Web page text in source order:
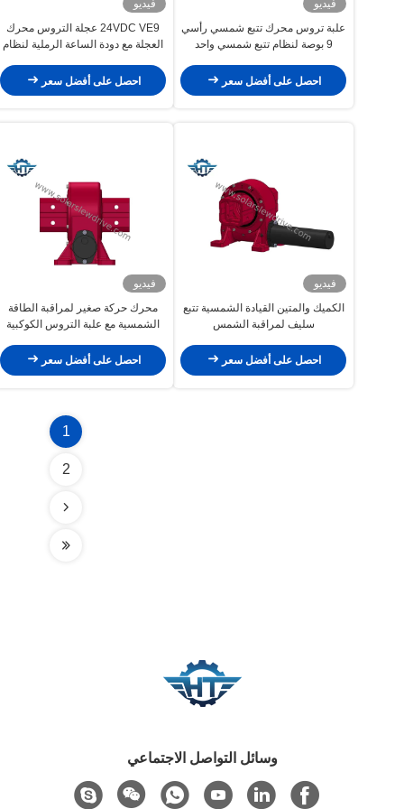
فيديو
علبة تروس محرك تتبع شمسي رأسي
9 بوصة لنظام تتبع شمسي واحد
احصل على أفضل سعر
فيديو
24VDC VE9 عجلة التروس محرك
العجلة مع دودة الساعة الرملية لنظام
الأنابيب
احصل على أفضل سعر
فيديو
الكميك والمتين القيادة الشمسية تتبع
سليف لمراقبة الشمس
احصل على أفضل سعر
فيديو
محرك حركة صغير لمراقبة الطاقة
الشمسية مع علبة التروس الكوكبية
احصل على أفضل سعر
1
2
وسائل التواصل الاجتماعي